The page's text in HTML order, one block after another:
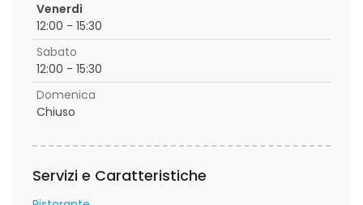
Venerdì
12:00 - 15:30
Sabato
12:00 - 15:30
Domenica
Chiuso
Servizi e Caratteristiche